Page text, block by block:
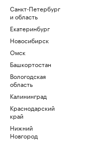
Санкт-Петербург
и область
Екатеринбург
Новосибирск
Омск
Башкортостан
Вологодская
область
Калининград
Краснодарский
край
Нижний
Новгород